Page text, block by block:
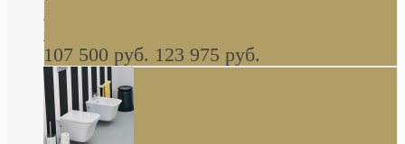
керамическая мойка 1160 x 510 мм белая,
серая, черная, бежевая В НАЛИЧИИ
107 500 руб. 123 975 руб.